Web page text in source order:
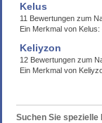
Kelus
11 Bewertungen zum
Ein Merkmal von
Keliyzon
12 Bewertungen zum
Ein Merkmal von
Suchen Sie spezielle